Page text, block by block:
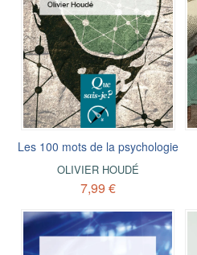
Les 100 mots de la psychologie
OLIVIER HOUDÉ
7,99 €